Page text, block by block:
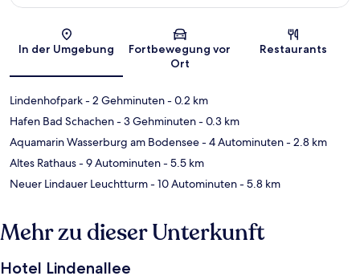
Karte
In der Umgebung
Fortbewegung vor
Ort
Restaurants
Lindenhofpark- 2 Gehminuten- 0.2 km
Hafen Bad Schachen- 3 Gehminuten- 0.3 km
Aquamarin Wasserburg am Bodensee- 4 Autominuten- 2.8 km
Altes Rathaus- 9 Autominuten- 5.5 km
Neuer Lindauer Leuchtturm- 10 Autominuten- 5.8 km
Mehr zu dieser Unterkunft
Hotel Lindenallee